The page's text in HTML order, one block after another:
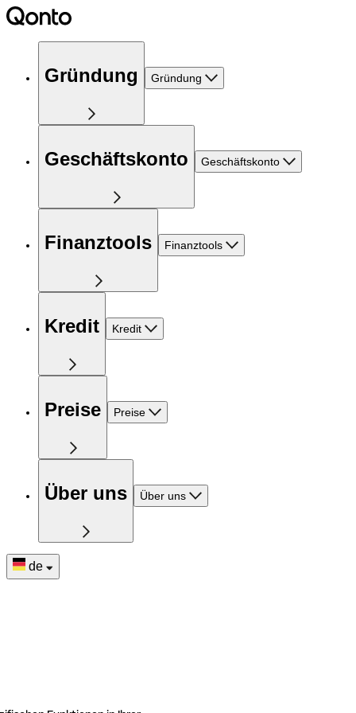
Gründung Gründung
Geschäftskonto Geschäftskonto
Finanztools Finanztools
Kredit Kredit
Preise Preise
Über uns Über uns
de